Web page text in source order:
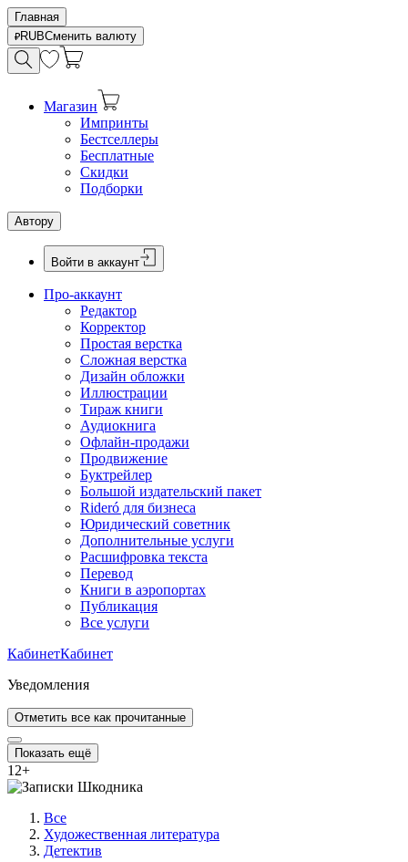
Главная
RUBСменить валюту
Магазин
Импринты
Бестселлеры
Бесплатные
Скидки
Подборки
Автору
Войти в аккаунт
Про-аккаунт
Редактор
Корректор
Простая верстка
Сложная верстка
Дизайн обложки
Иллюстрации
Тираж книги
Аудиокнига
Офлайн-продажи
Продвижение
Буктрейлер
Большой издательский пакет
Rideró для бизнеса
Юридический советник
Дополнительные услуги
Расшифровка текста
Перевод
Книги в аэропортах
Публикация
Все услуги
КабинетКабинет
Уведомления
Отметить все как прочитанные
Показать ещё
12+
Все
Художественная литература
Детектив